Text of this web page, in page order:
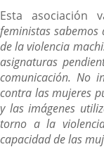
Esta asociación
feministas sabemos
de la violencia
asignaturas
comunicación. No
contra las mujeres
y las imágenes
torno a la
capacidad de las